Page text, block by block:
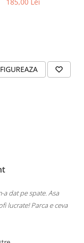
dat pe spate. Asa
lucrate! Parca e ceva